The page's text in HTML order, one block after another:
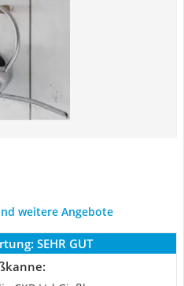
weitere Angebote
SEHR GUT